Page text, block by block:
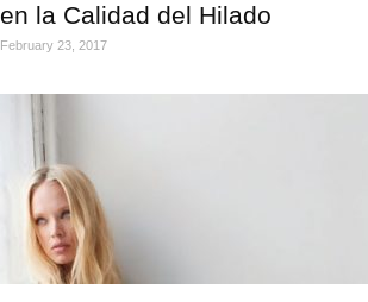
en la Calidad del Hilado
February 23, 2017